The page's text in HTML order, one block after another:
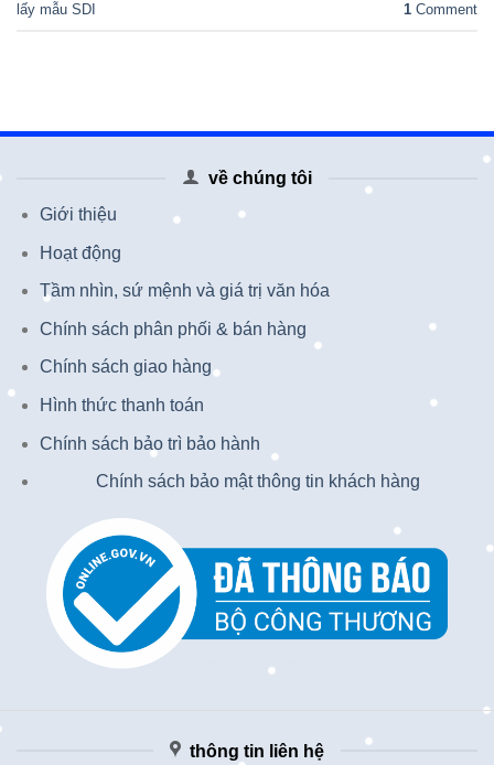
lấy mẫu SDI
1 Comment
về chúng tôi
Giới thiệu
Hoạt động
Tầm nhìn, sứ mệnh và giá trị văn hóa
Chính sách phân phối & bán hàng
Chính sách giao hàng
Hình thức thanh toán
Chính sách bảo trì bảo hành
Chính sách bảo mật thông tin khách hàng
thông tin liên hệ